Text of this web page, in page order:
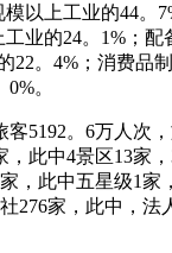
以上工业的44。
业的24。1%；配
22。4%；消费品
。
。6万人次，
，此中4景区13家
，此中五星级1家
276家，此中，法